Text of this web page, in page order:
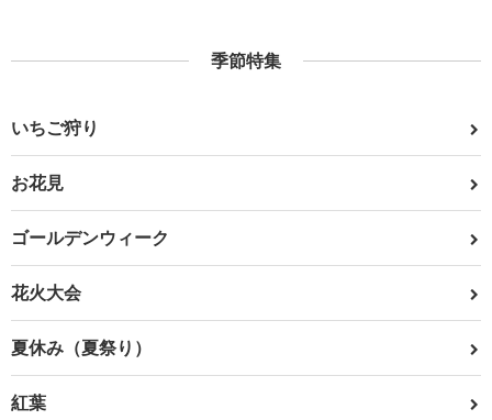
季節特集
いちご狩り
お花見
ゴールデンウィーク
花火大会
夏休み（夏祭り）
紅葉